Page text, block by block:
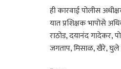
ही कारवाई पोलीस
यात प्रशिक्षक भापोसे
राठोड, दयानंद गादेकर,
जगताप, मिसाळ, खैरे, घुले